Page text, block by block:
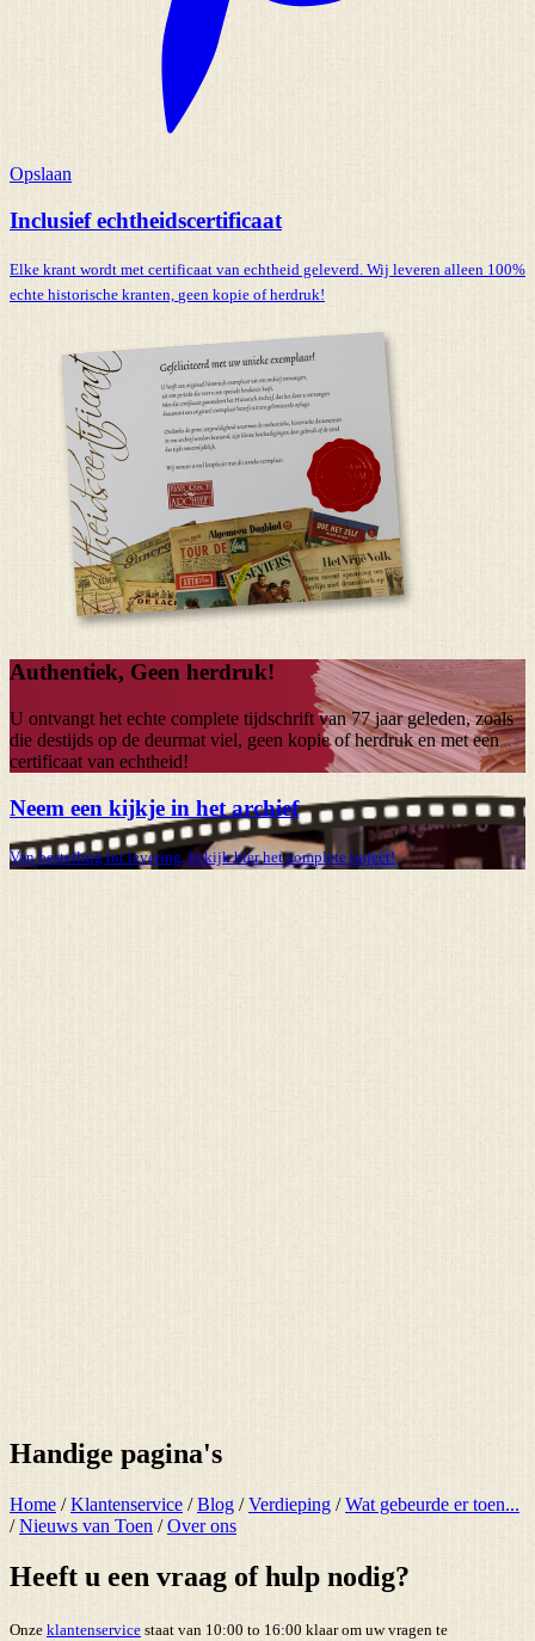
Opslaan
Inclusief echtheidscertificaat
Elke krant wordt met certificaat van echtheid geleverd. Wij leveren alleen 100%
echte historische kranten, geen kopie of herdruk!
Authentiek, Geen herdruk!
U ontvangt het echte complete tijdschrift van77 jaargeleden, zoals
die destijds op de deurmat viel, geen kopie of herdruk en met een
certificaat van echtheid!
Neem een kijkje in het archief
Van bestelling tot levering, bekijk hier het complete traject!
Handige pagina's
Home /Klantenservice /Blog /Verdieping /Wat gebeurde er toen...
/Nieuws van Toen /Over ons
Heeft u een vraag of hulp nodig?
Onze klantenservice staat van 10:00 to 16:00 klaar om uw vragen te